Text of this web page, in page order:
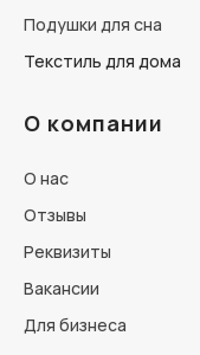
Подушки для сна
Текстиль для дома
О компании
О нас
Отзывы
Реквизиты
Вакансии
Для бизнеса